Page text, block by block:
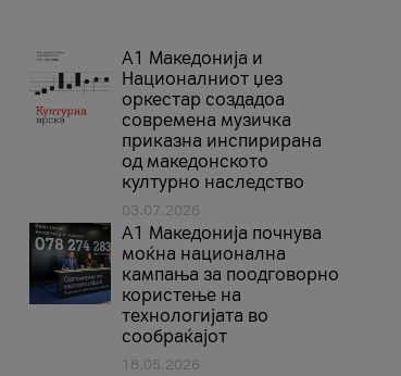
А1 Македонија и
Националниот џез
оркестар создадоа
современа музичка
приказна инспирирана
од македонското
културно наследство
03.07.2026
A1 Македонија почнува
моќна национална
кампања за поодговорно
користење на
технологијата во
сообраќајот
18.05.2026